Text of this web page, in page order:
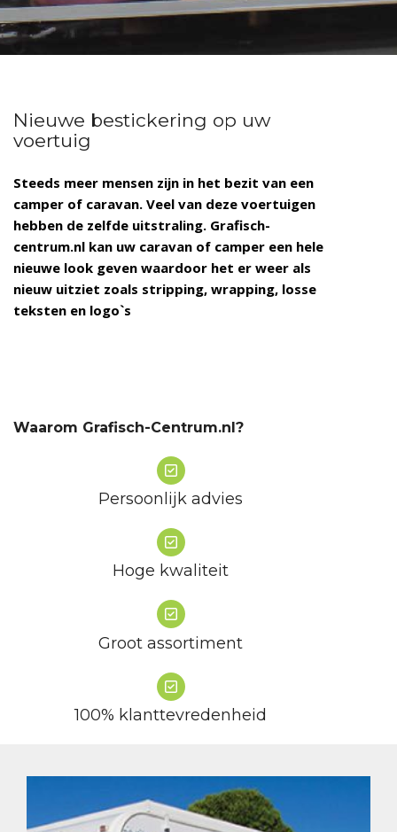
Nieuwe bestickering op uw
voertuig
Steeds meer mensen zijn in het bezit van een
camper of caravan. Veel van deze voertuigen
hebben de zelfde uitstraling. Grafisch-
centrum.nl kan uw caravan of camper een hele
nieuwe look geven waardoor het er weer als
nieuw uitziet zoals stripping, wrapping, losse
teksten en logo`s
Waarom Grafisch-Centrum.nl?
Persoonlijk advies
Hoge kwaliteit
Groot assortiment
100% klanttevredenheid